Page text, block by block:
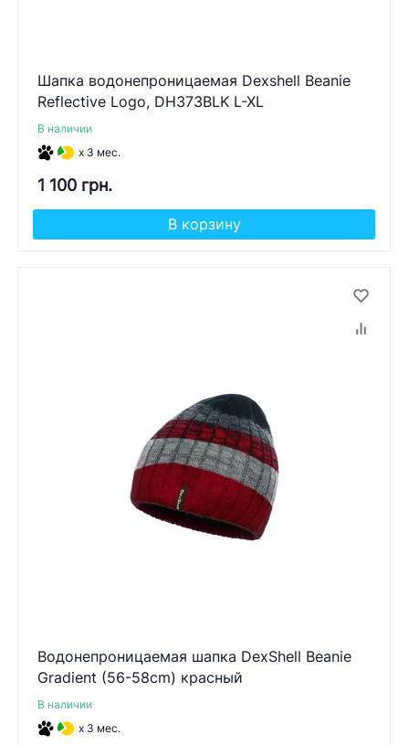
Шапка водонепроницаемая Dexshell Beanie
Reflective Logo, DH373BLK L-XL
В наличии
x 3 мес.
1 100 грн.
В корзину
Водонепроницаемая шапка DexShell Beanie
Gradient (56-58cm) красный
В наличии
x 3 мес.